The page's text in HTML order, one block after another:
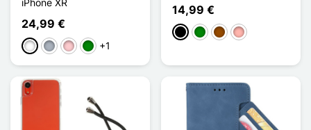
24,99 €
BrancoCinzento
RosaVerde
+1
14,99 €
PretoVerdeCastanhoOuro rosa